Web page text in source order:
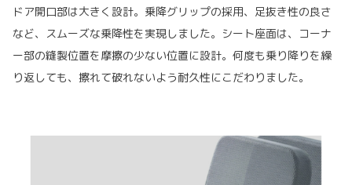
ドア開口部は大きく設計。乗降グリップの採用、足抜き性の良さ
など、スムーズな乗降性を実現しました。シート座面は、コーナ
ー部の縫製位置を摩擦の少ない位置に設計。何度も乗り降りを繰
り返しても、擦れて破れないよう耐久性にこだわりました。